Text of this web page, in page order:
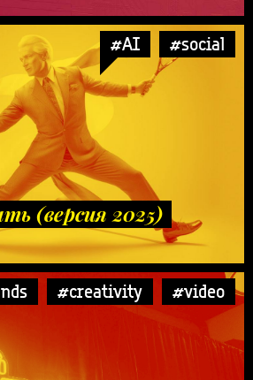
#AI #social
(версия 2025)
#creativity #video